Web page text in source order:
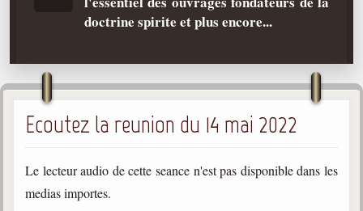
But des manifestations spirites
Médiums
Les hommes
Les fondateurs
Allan Kardec
1804-1869
Léon Denis
doctrine spirite et plus encore...
Ecoutez la reunion du 14 mai 2022
Le lecteur audio de cette seance n'est pas disponible dans les
medias importes.